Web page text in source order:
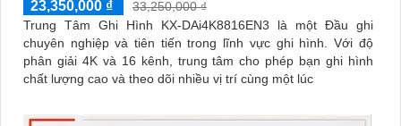
23,350,000 ₫
33,250,000 ₫
Trung Tâm Ghi Hình KX-DAi4K8816EN3 là một Đầu ghi
chuyên nghiệp và tiên tiến trong lĩnh vực ghi hình. Với độ
phân giải 4K và 16 kênh, trung tâm cho phép bạn ghi hình
chất lượng cao và theo dõi nhiều vị trí cùng một lúc